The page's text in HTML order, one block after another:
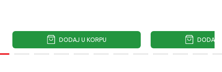
DODAJ U KORPU DODAJ